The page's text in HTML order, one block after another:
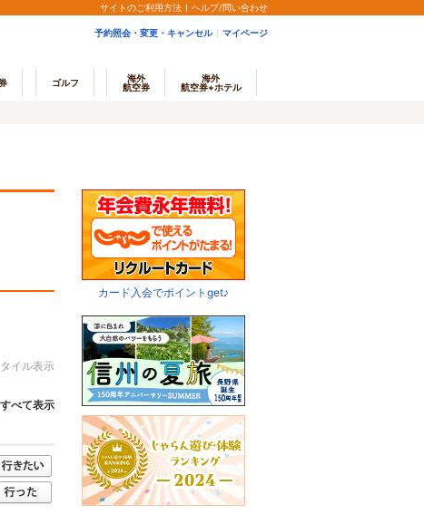
サイトのご利用方法 ヘルプ/問い合わせ
予約照会・変更・キャンセル マイページ
ゴルフ
海外
航空券
海外
航空券+ホテル
タイル表示
すべて表示
カード入会でポイントget♪